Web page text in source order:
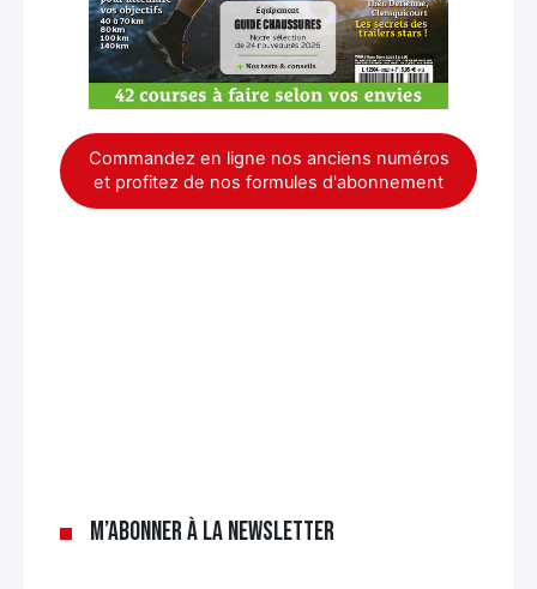
Commandez en ligne nos anciens numéros
et profitez de nos formules d'abonnement
M’abonner à la newsletter